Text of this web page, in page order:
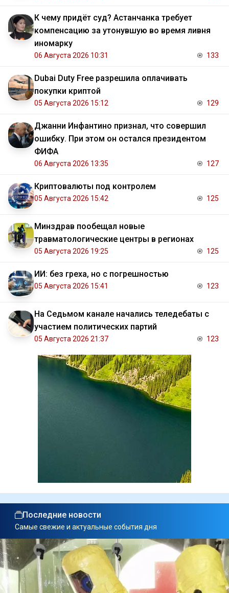
К чему придёт суд? Астанчанка требует
компенсацию за утонувшую во время ливня
иномарку
06 Августа 2026 10:31 133
Dubai Duty Free разрешила оплачивать
покупки криптой
05 Августа 2026 15:12 129
Джанни Инфантино признал, что совершил
ошибку. При этом он остался президентом
ФИФА
06 Августа 2026 13:35 127
Криптовалюты под контролем
05 Августа 2026 15:42 125
Минздрав пообещал новые
травматологические центры в регионах
05 Августа 2026 19:25 125
ИИ: без греха, но с погрешностью
05 Августа 2026 15:41 123
На Седьмом канале начались теледебаты с
участием политических партий
05 Августа 2026 21:37 123
Последние новости
Самые свежие и актуальные события дня